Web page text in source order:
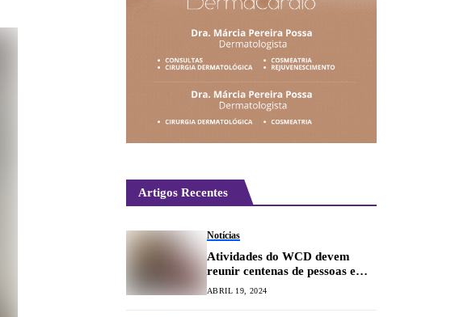
Artigos Recentes
Notícias
Atividades do WCD devem
reunir centenas de pessoas em
Lavras
ABRIL 19, 2024